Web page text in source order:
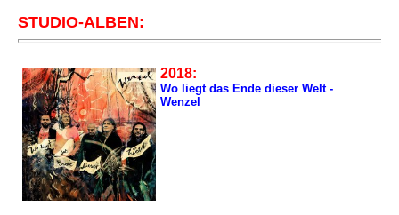
STUDIO-ALBEN:
2018:
Wo liegt das Ende dieser Welt -
Wenzel